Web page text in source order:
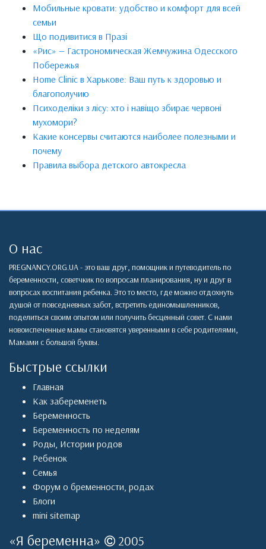
Мобильные кровати: удобство и комфорт для всей
семьи
Що подивитися в Празі
«Рис» — Гастрономическая Жемчужина Одесского
Побережья
Home Clinic в Харькове: Ваш путь к здоровью и
благополучию
Психоделіки з лісу: хто і навіщо збирає червоні
мухомори?
Какие консервы считаются наиболее полезными и
почему
Правила выбора детского автокресла
О нас
PREGNANCY.ORG.UA - это ваш друг, помощник и путеводитель по
беременности, советчкик по вопросам планирования, ну и друг в
вопросах воспитания ребенка. Это то место, где можно отдохнуть
душой от повседневных забот, встретить единомышленников,
поделиться своим опытом или получить бесценный совет. С нами
новоиспеченные мамы становятся уверенными в себе родителями,
Мамами с большой буквы.
Быстрые ссылки
Главная
Как забеременеть
Беременность
Беременность по неделям
Роды, Истории родов
Ребенок
Семья
Форум о бременности, родах
Блоги
mini sitemap
«Я беременна» 2005